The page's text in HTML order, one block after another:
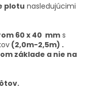
plotu nasledujúcimi
60 x 40 mm s
(2,0m-2,5m) .
základe a nie na